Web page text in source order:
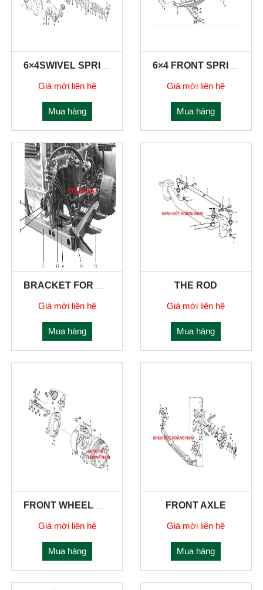
Giá mời liên hệ
Mua hàng
Giá mời liên hệ
Mua hàng
Giá mời liên hệ
Mua hàng
THE ROD
Giá mời liên hệ
Mua hàng
Giá mời liên hệ
Mua hàng
FRONT AXLE
Giá mời liên hệ
Mua hàng